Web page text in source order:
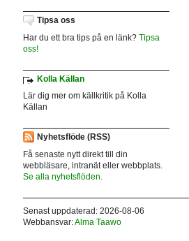
Tipsa oss
Har du ett bra tips på en länk? Tipsa
oss!
Kolla Källan
Lär dig mer om källkritik på Kolla
Källan
Nyhetsflöde (RSS)
Få senaste nytt direkt till din
webbläsare, intranät eller webbplats.
Se alla nyhetsflöden.
Senast uppdaterad: 2026-08-06
Webbansvar:Alma Taawo